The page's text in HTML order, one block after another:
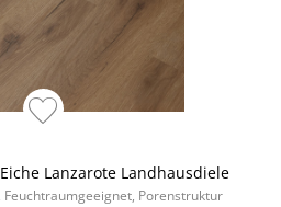
Lanzarote Landhausdiele
Porenstruktur